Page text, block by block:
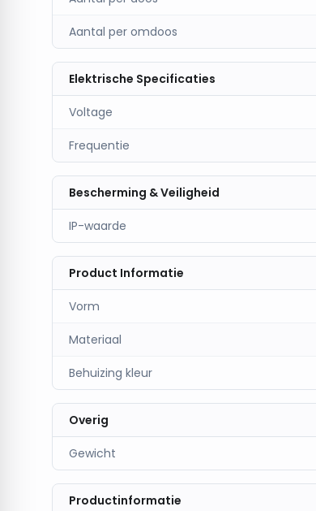
Aantal per omdoos
Elektrische Specificaties
Voltage
Frequentie
Bescherming & Veiligheid
IP-waarde
Product Informatie
Vorm
Materiaal
Behuizing kleur
Overig
Gewicht
Productinformatie